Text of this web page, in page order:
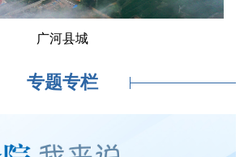
广河县城
专题专栏